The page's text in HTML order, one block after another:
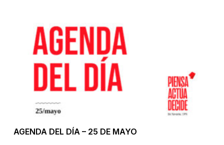
AGENDA DEL DÍA – 25 DE MAYO